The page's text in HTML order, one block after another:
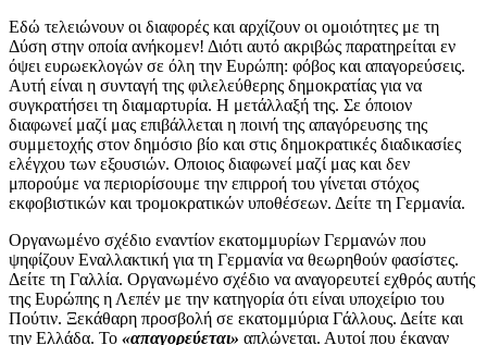
Εδώ τελειώνουν οι διαφορές και αρχίζουν οι ομοιότητες με τη
Δύση στην οποία ανήκομεν! Διότι αυτό ακριβώς παρατηρείται εν
όψει ευρωεκλογών σε όλη την Ευρώπη: φόβος και απαγορεύσεις.
Αυτή είναι η συνταγή της φιλελεύθερης δημοκρατίας για να
συγκρατήσει τη διαμαρτυρία. Η μετάλλαξή της. Σε όποιον
διαφωνεί μαζί μας επιβάλλεται η ποινή της απαγόρευσης της
συμμετοχής στον δημόσιο βίο και στις δημοκρατικές διαδικασίες
ελέγχου των εξουσιών. Οποιος διαφωνεί μαζί μας και δεν
μπορούμε να περιορίσουμε την επιρροή του γίνεται στόχος
εκφοβιστικών και τρομοκρατικών υποθέσεων. Δείτε τη Γερμανία.
Οργανωμένο σχέδιο εναντίον εκατομμυρίων Γερμανών που
ψηφίζουν Εναλλακτική για τη Γερμανία να θεωρηθούν φασίστες.
Δείτε τη Γαλλία. Οργανωμένο σχέδιο να αναγορευτεί εχθρός αυτής
της Ευρώπης η Λεπέν με την κατηγορία ότι είναι υποχείριο του
Πούτιν. Ξεκάθαρη προσβολή σε εκατομμύρια Γάλλους. Δείτε και
την Ελλάδα. Το «απαγορεύεται» απλώνεται. Αυτοί που έκαναν